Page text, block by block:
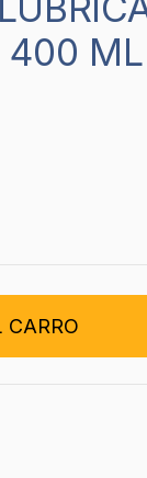
400 ML
CARRO